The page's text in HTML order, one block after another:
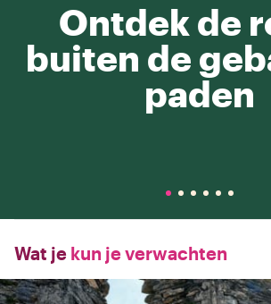
Ontdek de
buiten de
paden
Wat je kun je verwachten